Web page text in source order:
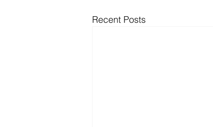
Recent Posts